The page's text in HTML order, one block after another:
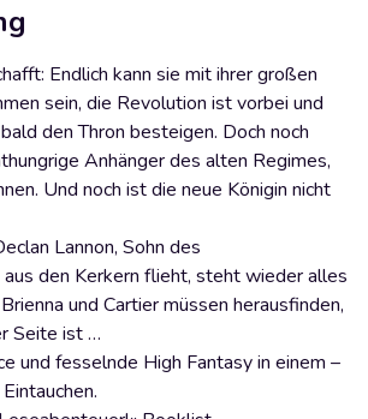
Endlich kann sie mit ihrer großen
sein, die Revolution ist vorbei und
den Thron besteigen. Doch noch
Anhänger des alten Regimes,
Und noch ist die neue Königin nicht
Lannon, Sohn des
aus den Kerkern flieht, steht wieder alles
und Cartier müssen herausfinden,
Seite ist …
und fesselnde High Fantasy in einem –